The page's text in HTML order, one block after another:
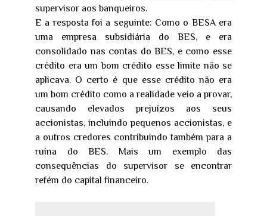
supervisor aos banqueiros.
E a resposta foi a seguinte: Como o BESA era
uma empresa subsidiária do BES, e era
consolidado nas contas do BES, e como esse
crédito era um bom crédito esse limite não se
aplicava. O certo é que esse crédito não era
um bom crédito como a realidade veio a provar,
causando elevados prejuízos aos seus
accionistas, incluindo pequenos accionistas, e
a outros credores contribuindo também para a
ruína do BES. Mais um exemplo das
consequências do supervisor se encontrar
refém do capital financeiro.